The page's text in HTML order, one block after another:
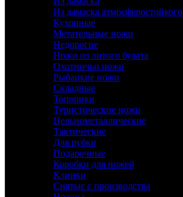
Из дамаска атмосферостойкого
Кухонные
Метательные ножи
Недорогие
Ножи из литого булата
Охотничьи ножи
Рыбацкие ножи
Складные
Топорики
Туристические ножи
Цельнометаллические
Тактические
Для рубки
Подарочные
Коробки для ножей
Клинки
Снятые с производства